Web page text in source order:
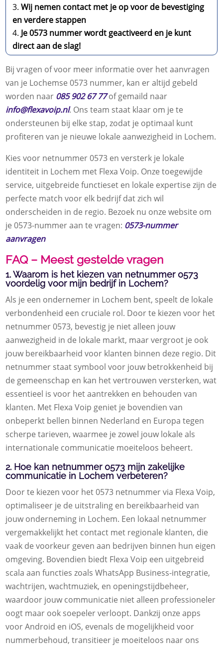
Wij nemen contact met je op voor de bevestiging
en verdere stappen
Je 0573 nummer wordt geactiveerd en je kunt
direct aan de slag!
Bij vragen of voor meer informatie over het aanvragen
van je Lochemse 0573 nummer, kan er altijd gebeld
worden naar 085 902 67 77of gemaild naar
info@flexavoip.nl. Ons team staat klaar om je te
ondersteunen bij elke stap, zodat je optimaal kunt
profiteren van je nieuwe lokale aanwezigheid in Lochem.
Kies voor netnummer 0573 en versterk je lokale
identiteit in Lochem met Flexa Voip. Onze toegewijde
service, uitgebreide functieset en lokale expertise zijn de
perfecte match voor elk bedrijf dat zich wil
onderscheiden in de regio. Bezoek nu onze website om
je 0573-nummer aan te vragen: 0573-nummer
aanvragen
FAQ – Meest gestelde vragen
1. Waarom is het kiezen van netnummer 0573
voordelig voor mijn bedrijf in Lochem?
Als je een ondernemer in Lochem bent, speelt de lokale
verbondenheid een cruciale rol. Door te kiezen voor het
netnummer 0573, bevestig je niet alleen jouw
aanwezigheid in de lokale markt, maar vergroot je ook
jouw bereikbaarheid voor klanten binnen deze regio. Dit
netnummer staat symbool voor jouw betrokkenheid bij
de gemeenschap en kan het vertrouwen versterken, wat
essentieel is voor het aantrekken en behouden van
klanten. Met Flexa Voip geniet je bovendien van
onbeperkt bellen binnen Nederland en Europa tegen
scherpe tarieven, waarmee je zowel jouw lokale als
internationale communicatie moeiteloos beheert.
2. Hoe kan netnummer 0573 mijn zakelijke
communicatie in Lochem verbeteren?
Door te kiezen voor het 0573 netnummer via Flexa Voip,
optimaliseer je de uitstraling en bereikbaarheid van
jouw onderneming in Lochem. Een lokaal netnummer
vergemakkelijkt het contact met regionale klanten, die
vaak de voorkeur geven aan bedrijven binnen hun eigen
omgeving. Bovendien biedt Flexa Voip een uitgebreid
scala aan functies zoals WhatsApp Business-integratie,
wachtrijen, wachtmuziek, en openingstijdbeheer,
waardoor jouw communicatie niet alleen professioneler
oogt maar ook soepeler verloopt. Dankzij onze apps
voor Android en iOS, evenals de mogelijkheid voor
nummerbehoud, transitieer je moeiteloos naar ons